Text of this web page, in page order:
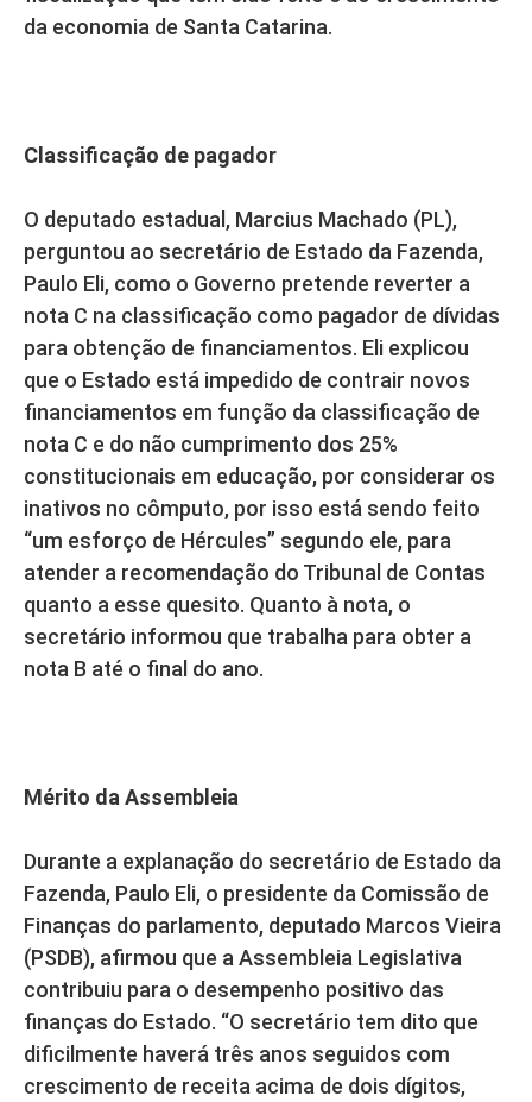
da economia de Santa Catarina.
Classificação de pagador
O deputado estadual, Marcius Machado (PL),
perguntou ao secretário de Estado da Fazenda,
Paulo Eli, como o Governo pretende reverter a
nota C na classificação como pagador de dívidas
para obtenção de financiamentos. Eli explicou
que o Estado está impedido de contrair novos
financiamentos em função da classificação de
nota C e do não cumprimento dos 25%
constitucionais em educação, por considerar os
inativos no cômputo, por isso está sendo feito
“um esforço de Hércules” segundo ele, para
atender a recomendação do Tribunal de Contas
quanto a esse quesito. Quanto à nota, o
secretário informou que trabalha para obter a
nota B até o final do ano.
Mérito da Assembleia
Durante a explanação do secretário de Estado da
Fazenda, Paulo Eli, o presidente da Comissão de
Finanças do parlamento, deputado Marcos Vieira
(PSDB), afirmou que a Assembleia Legislativa
contribuiu para o desempenho positivo das
finanças do Estado. “O secretário tem dito que
dificilmente haverá três anos seguidos com
crescimento de receita acima de dois dígitos,